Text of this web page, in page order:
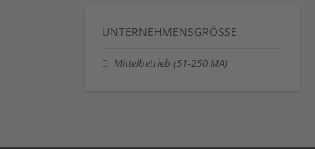
UNTERNEHMENSGRÖSSE
Mittelbetrieb (51-250 MA)